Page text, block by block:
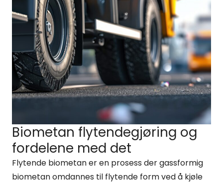
Biometan flytendegjøring og
fordelene med det
Flytende biometan er en prosess der gassformig
biometan omdannes til flytende form ved å kjøle